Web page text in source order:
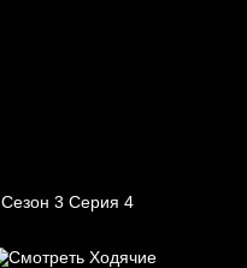
Сезон 3 Серия 4